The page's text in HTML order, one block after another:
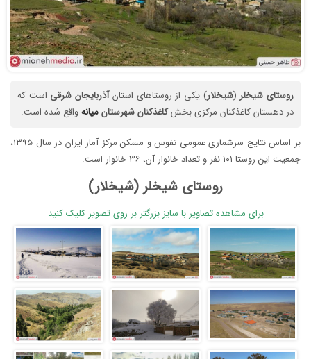
روستای شیخلر(شیخلار) یکی از روستاهای استانآذربایجان شرقی است که
در دهستان کاغذکنان مرکزی بخشکاغذکنانشهرستانمیانهواقع شده است.
بر اساس نتایج سرشماری عمومی نفوس و مسکن مرکز آمار ایران در سال ۱۳۹۵،
جمعیت این روستا ۱۰۱ نفر و تعداد خانوار آن، ۳۶ خانوار است.
روستای شیخلر (شیخلار)
برای مشاهده تصاویر با سایز بزرگتر بر روی تصویر کلیک کنید